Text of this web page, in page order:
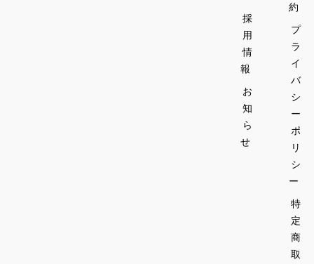
採
用
情
報
お
知
ら
せ
約
プ
ラ
イ
バ
シ
ー
ポ
リ
シ
ー
特
定
商
取